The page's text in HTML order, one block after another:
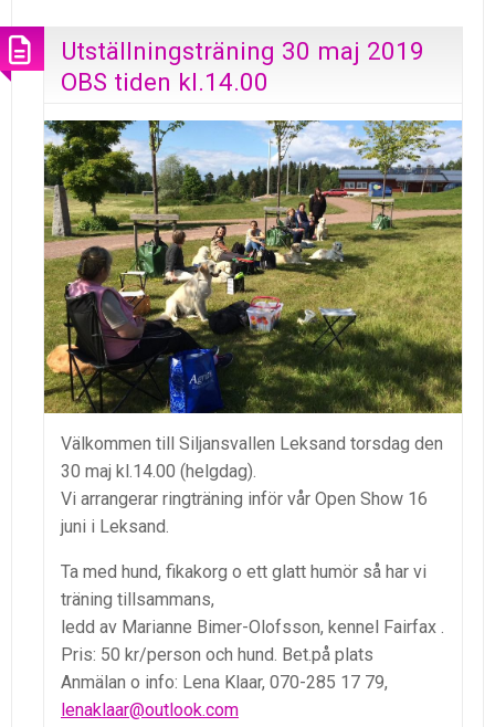
Utställningsträning 30 maj 2019
OBS tiden kl.14.00
Välkommen till Siljansvallen Leksand torsdag den
30 maj kl.14.00 (helgdag).
Vi arrangerar ringträning inför vår Open Show 16
juni i Leksand.
Ta med hund, fikakorg o ett glatt humör så har vi
träning tillsammans,
ledd av Marianne Bimer-Olofsson, kennel Fairfax .
Pris: 50 kr/person och hund. Bet.på plats
Anmälan o info: Lena Klaar, 070-285 17 79,
lenaklaar@outlook.com